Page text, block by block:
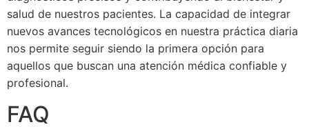
salud de nuestros pacientes. La capacidad de integrar
nuevos avances tecnológicos en nuestra práctica diaria
nos permite seguir siendo la primera opción para
aquellos que buscan una atención médica confiable y
profesional.
FAQ